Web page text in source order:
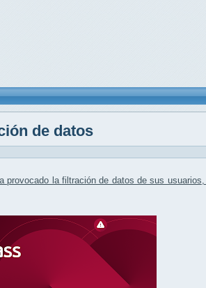
de datos
provocado la filtración de datos de sus usuarios